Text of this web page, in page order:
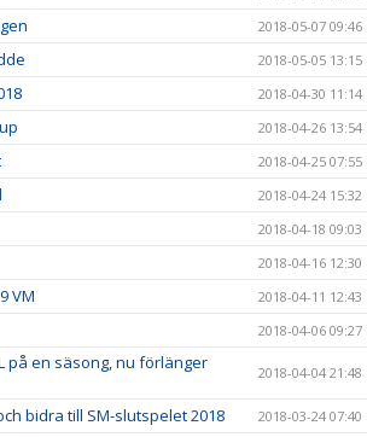
2018-05-07 09:46
2018-05-05 13:15
2018-04-30 11:14
2018-04-26 13:54
2018-04-25 07:55
2018-04-24 15:32
2018-04-18 09:03
2018-04-16 12:30
VM 2018-04-11 12:43
2018-04-06 09:27
på en säsong, nu förlänger
2018-04-04 21:48
bidra till SM-slutspelet 2018 2018-03-24 07:40